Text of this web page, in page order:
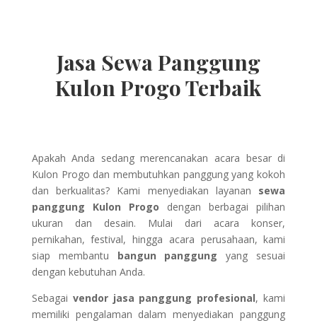
Jasa Sewa Panggung
Kulon Progo Terbaik
Apakah Anda sedang merencanakan acara besar di
Kulon Progo dan membutuhkan panggung yang kokoh
dan berkualitas? Kami menyediakan layanan sewa
panggung Kulon Progo dengan berbagai pilihan
ukuran dan desain. Mulai dari acara konser,
pernikahan, festival, hingga acara perusahaan, kami
siap membantu bangun panggung yang sesuai
dengan kebutuhan Anda.
Sebagai vendor jasa panggung profesional, kami
memiliki pengalaman dalam menyediakan panggung